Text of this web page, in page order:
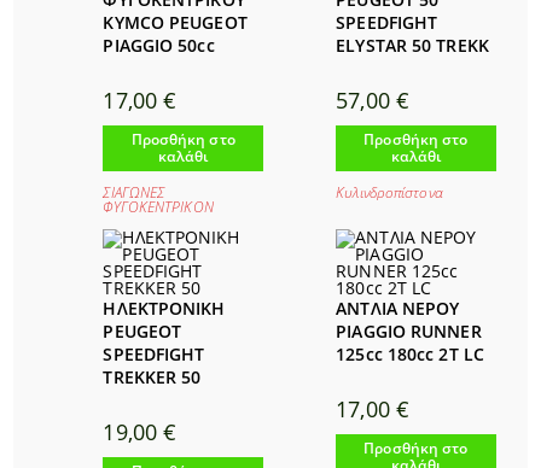
KYMCO PEUGEOT
PIAGGIO 50cc
17,00€
Προσθήκη στο
καλάθι
ΣΙΑΓΩΝΕΣ
ΦΥΓΟΚΕΝΤΡΙΚΟΝ
SPEEDFIGHT
ELYSTAR 50 TREKK
57,00 €
Προσθήκη στο
καλάθι
Κυλινδροπίστονα
ΗΛΕΚΤΡΟΝΙΚΗ
PEUGEOT
SPEEDFIGHT
TREKKER 50
19,00€
ΑΝΤΛΙΑ ΝΕΡΟΥ
PIAGGIO RUNNER
125cc 180cc 2T LC
17,00 €
Προσθήκη στο